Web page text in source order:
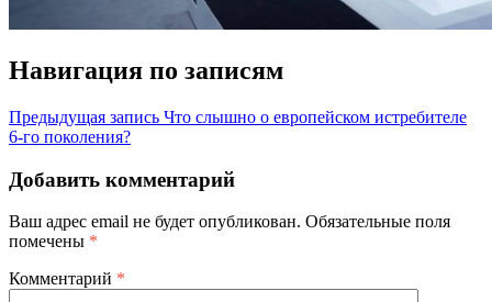
Навигация по записям
Предыдущая запись Что слышно о европейском истребителе
6-го поколения?
Добавить комментарий
Ваш адрес email не будет опубликован. Обязательные поля
помечены *
Комментарий *